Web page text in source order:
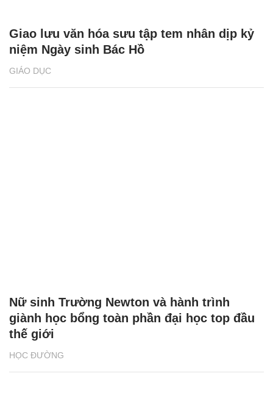
GIÁO DỤC
Giao lưu văn hóa sưu tập tem nhân dịp kỷ
niệm Ngày sinh Bác Hồ
HỌC ĐƯỜNG
Nữ sinh Trường Newton và hành trình
giành học bổng toàn phần đại học top đầu
thế giới